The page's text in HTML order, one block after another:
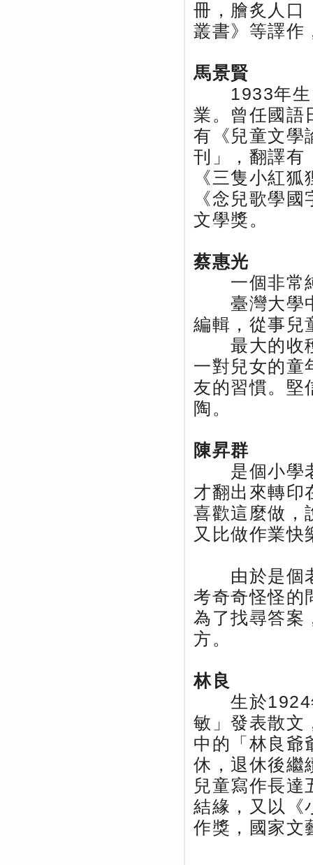
冊，膾炙人口
叢書》等譯作
馬景賢
1933年生，
業。曾任國語
有《兒童文學
刊」，翻譯有
《三隻小紅
《念兒歌學
文學獎。
蔡惠光
一個非常純
臺灣大學中
編輯，從事兒
最大的收穫
一對兒女的童
友的習慣。堅
陶。
陳昇群
是個小學老
才翻出來轉印
喜歡這麼做，
又比做作業快
由於是個老
考奇奇怪怪的
為了找尋答案
方。
林良
生於1924年
敏」發表散文
中的「林良爺
休，退休後繼
兒童寫作長達
結緣，又以《
作獎，國家文